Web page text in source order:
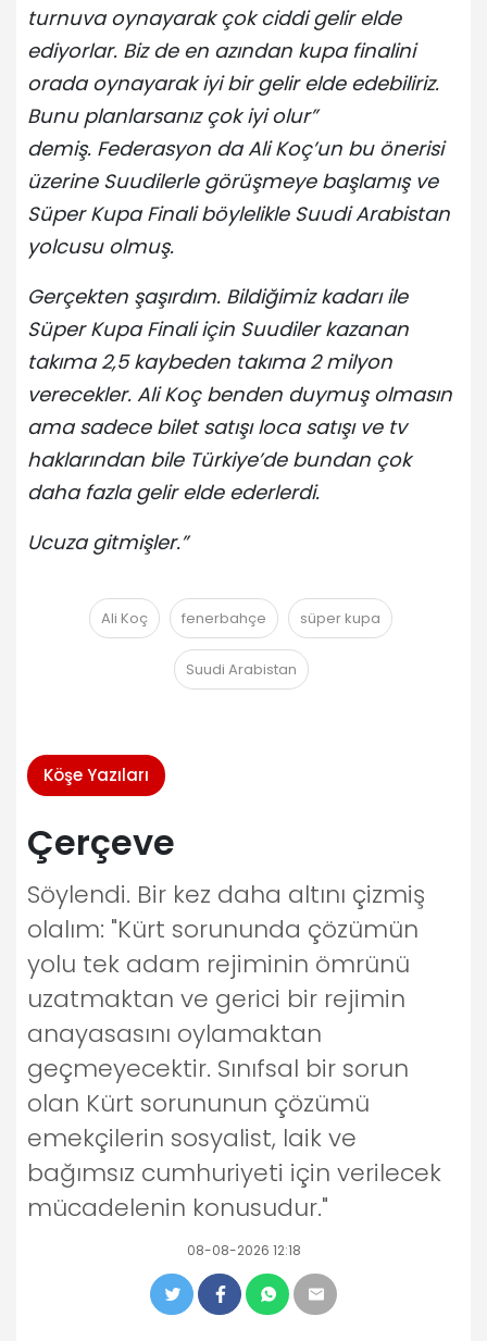
turnuva oynayarak çok ciddi gelir elde
ediyorlar. Biz de en azından kupa finalini
orada oynayarak iyi bir gelir elde edebiliriz.
Bunu planlarsanız çok iyi olur”
demiş. Federasyon da Ali Koç’un bu önerisi
üzerine Suudilerle görüşmeye başlamış ve
Süper Kupa Finali böylelikle Suudi Arabistan
yolcusu olmuş.
Gerçekten şaşırdım. Bildiğimiz kadarı ile
Süper Kupa Finali için Suudiler kazanan
takıma 2,5 kaybeden takıma 2 milyon
verecekler. Ali Koç benden duymuş olmasın
ama sadece bilet satışı loca satışı ve tv
haklarından bile Türkiye’de bundan çok
daha fazla gelir elde ederlerdi.
Ucuza gitmişler.”
Ali Koç fenerbahçe süper kupa
Suudi Arabistan
Köşe Yazıları
Çerçeve
Söylendi. Bir kez daha altını çizmiş
olalım: "Kürt sorununda çözümün
yolu tek adam rejiminin ömrünü
uzatmaktan ve gerici bir rejimin
anayasasını oylamaktan
geçmeyecektir. Sınıfsal bir sorun
olan Kürt sorununun çözümü
emekçilerin sosyalist, laik ve
bağımsız cumhuriyeti için verilecek
mücadelenin konusudur."
08-08-2026 12:18